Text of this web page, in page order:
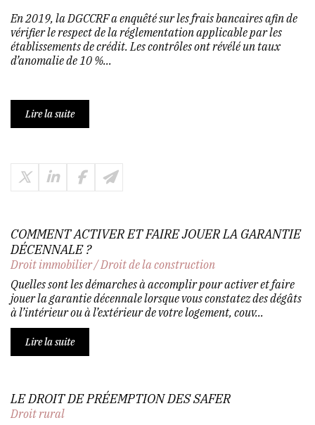
En 2019, la DGCCRF a enquêté sur les frais bancaires afin de
vérifier le respect de la réglementation applicable par les
établissements de crédit. Les contrôles ont révélé un taux
d’anomalie de 10 %...
Lire la suite
COMMENT ACTIVER ET FAIRE JOUER LA GARANTIE
DÉCENNALE ?
Droit immobilier/Droit de la construction
Quelles sont les démarches à accomplir pour activer et faire
jouer la garantie décennale lorsque vous constatez des dégâts
à l’intérieur ou à l’extérieur de votre logement, couv...
Lire la suite
LE DROIT DE PRÉEMPTION DES SAFER
Droit rural